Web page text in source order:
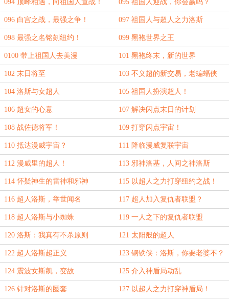
094 顶峰相遇，向祖国人宣战！ 095 祖国人迎战，你会赢吗？
096 白宫之战，最强之争！ 097 祖国人与超人之力洛斯
098 最强之名铭刻纽约！ 099 黑袍世界之王
0100 带上祖国人去美漫 101 黑袍终末，新的世界
102 末日将至 103 不义超的新交易，老蝙蝠侠
104 洛斯与女超人 105 祖国人扮演超人！
106 超女的心意 107 解决闪点末日的计划
108 战佐德将军！ 109 打穿闪点宇宙！
110 抵达漫威宇宙？ 111 降临漫威复联宇宙
112 漫威里的超人！ 113 邪神洛基，人间之神洛斯
114 怀疑神生的雷神和邪神 115 以超人之力打穿纽约之战！
116 超人洛斯，举世闻名 117 超人加入复仇者联盟？
118 超人洛斯与小蜘蛛 119 一人之下的复仇者联盟
120 洛斯：我真有不杀原则 121 太阳般的超人
122 超人洛斯超正义 123 钢铁侠：洛斯，你要老婆不？
124 震波女斯凯，变故 125 介入神盾局动乱
126 针对洛斯的圈套 127 以超人之力打穿神盾局！